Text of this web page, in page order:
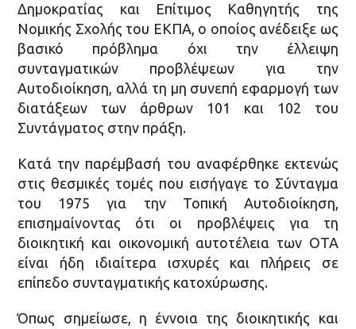
Δημοκρατίας και Επίτιμος Καθηγητής της
Νομικής Σχολής του ΕΚΠΑ, ο οποίος ανέδειξε ως
βασικό πρόβλημα όχι την έλλειψη
συνταγματικών προβλέψεων για την
Αυτοδιοίκηση, αλλά τη μη συνεπή εφαρμογή των
διατάξεων των άρθρων 101 και 102 του
Συντάγματος στην πράξη.
Κατά την παρέμβασή του αναφέρθηκε εκτενώς
στις θεσμικές τομές που εισήγαγε το Σύνταγμα
του 1975 για την Τοπική Αυτοδιοίκηση,
επισημαίνοντας ότι οι προβλέψεις για τη
διοικητική και οικονομική αυτοτέλεια των ΟΤΑ
είναι ήδη ιδιαίτερα ισχυρές και πλήρεις σε
επίπεδο συνταγματικής κατοχύρωσης.
Όπως σημείωσε, η έννοια της διοικητικής και